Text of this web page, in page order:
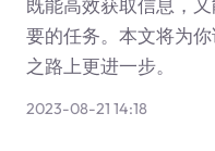
既能高效获取信息，
要的任务。本文将为
之路上更进一步。
2023-08-21 14:18